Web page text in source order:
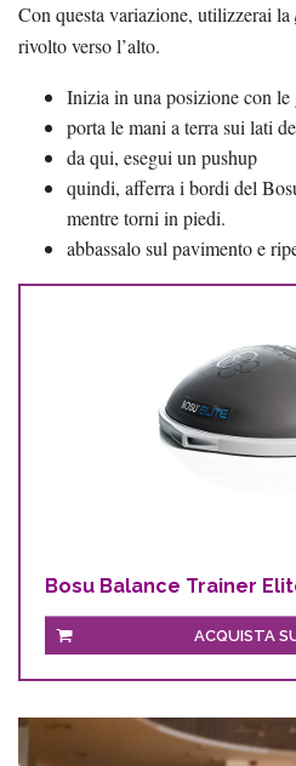
Con questa variazione, utilizzerai la
rivolto verso l’alto.
Inizia in una posizione con le
porta le mani a terra sui lati
da qui, esegui un pushup
quindi, afferra i bordi del
mentre torni in piedi.
abbassalo sul pavimento e
Bosu Balance Trainer
ACQUISTA